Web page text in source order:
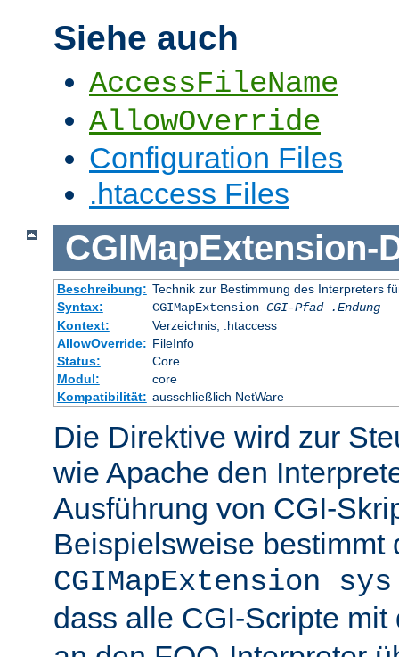
Siehe auch
AccessFileName
AllowOverride
Configuration Files
.htaccess Files
CGIMapExtension-
Beschreibung: Technik zur Bestimmung des Interpreters
Syntax:
CGIMapExtension CGI-Pfad
.Endung
Kontext:
Verzeichnis, .htaccess
AllowOverride: FileInfo
Status:
Core
Modul:
core
Kompatibilität: ausschließlich NetWare
Die Direktive wird zur
wie Apache den
Ausführung von CGI-
Beispielsweise bestimmt
CGIMapExtension
dass alle CGI-Scripte